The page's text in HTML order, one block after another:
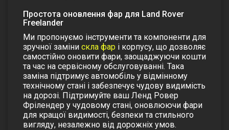
Простота оновлення фар для Land Rover
Freelander
Ми пропонуємо інструменти та компоненти для
зручної заміни скла фар і корпусу, що дозволяє
самостійно оновити фари, заощаджуючи кошти
та час на сервісному обслуговуванні. Така
заміна підтримує автомобіль у відмінному
технічному стані і забезпечує чудову видимість
на дорозі. Підтримуйте ваш Ленд Ровер
Фрілендер у чудовому стані, оновлюючи фари
для кращої видимості, безпеки та стильного
вигляду, незалежно від дорожніх умов.